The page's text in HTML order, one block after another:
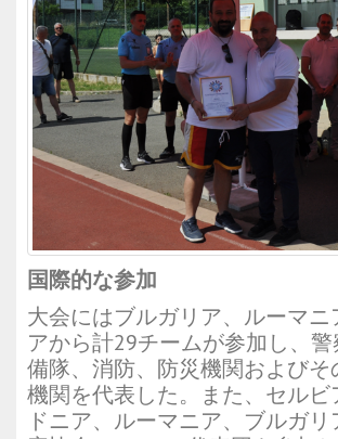
国際的な参加
大会にはブルガリア、ルーマニ
アから計29チームが参加し、
備隊、消防、防災機関およびそ
機関を代表した。また、セルビ
ドニア、ルーマニア、ブルガ